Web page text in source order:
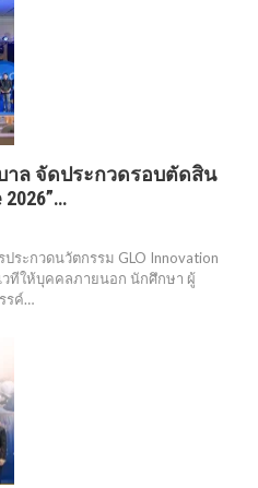
าล จัดประกวดรอบตัดสิน
2026”…
ระกวดนวัตกรรม GLO Innovation
วทีให้บุคคลภายนอก นักศึกษา ผู้
รค์…